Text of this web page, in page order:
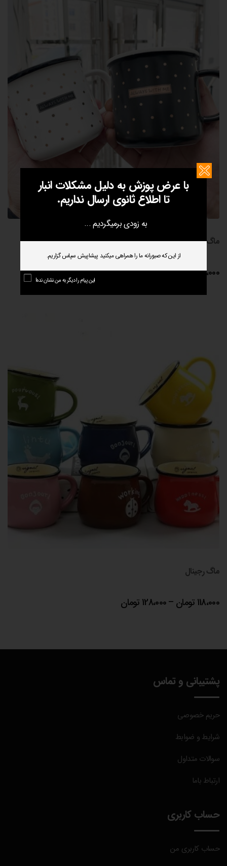
ماگ خال خالی سیاه سفید
165،000تومان
ماگ رجینال
118،000 تومان –128،000 تومانمحدوده
128،000 تومان
پشتیبانی و تماس
حریم خصوصی
شرایط و ضوابط
سوالات متداول
ارتباط باما
حساب کاربری
حساب کاربری من
با عرض پوزش به دلیل مشکلات انبار
تا اطلاع ثانوی ارسال نداریم.
به زودی برمیگردیم ...
از این که صبورانه ما را همراهی میکنید پیشاپیش سپاس گزاریم.
این پیام را دیگر به من نشان نده!